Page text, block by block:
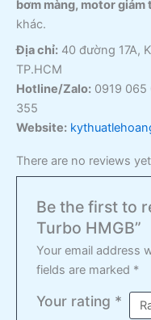
bơm màng, motor giảm
khác.
Địa chỉ: 40 đường 17A,
TP.HCM
Hotline/Zalo: 0919 065
355
Website:
There are no reviews
Be the first to
Turbo HMGB”
Your email address
fields are marked *
Your rating *